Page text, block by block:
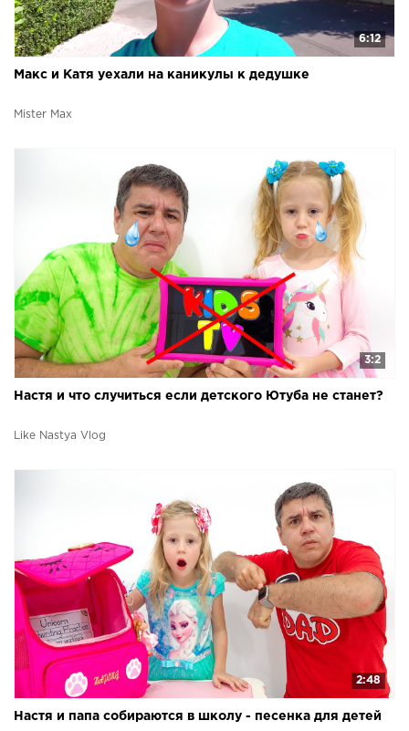
6:12
Макс и Катя уехали на каникулы к дедушке
Mister Max
3:2
Настя и что случиться если детского Ютуба не станет?
Like Nastya Vlog
2:48
Настя и папа собираются в школу - песенка для детей